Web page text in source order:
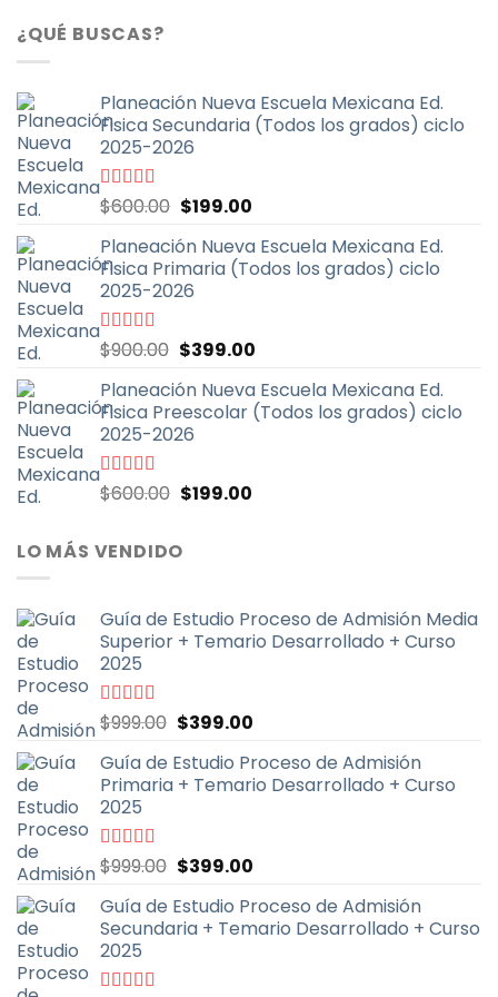
¿QUÉ BUSCAS?
Planeación Nueva Escuela Mexicana Ed.
Fisica Secundaria (Todos los grados) ciclo
2025-2026
Valorado
con
5
$600.00 El
original
era:
$600.00.
$199.00El
actual
es:
Planeación Nueva Escuela Mexicana Ed.
Fisica Primaria (Todos los grados) ciclo
2025-2026
Valorado
con
5
$900.00 El
original
era:
$900.00.
$399.00El
actual
es:
Planeación Nueva Escuela Mexicana Ed.
Fisica Preescolar (Todos los grados) ciclo
2025-2026
Valorado
con
$600.00 El
original
era:
$199.00El
LO MÁS VENDIDO
Guía de Estudio Proceso de Admisión Media
Superior + Temario Desarrollado + Curso
2025
Valorado
con
5
$999.00 El
original
era:
$399.00El
actual
es:
Guía de Estudio Proceso de Admisión
Primaria + Temario Desarrollado + Curso
2025
Valorado
con
5
$999.00 El
original
era:
$399.00El
actual
es:
Guía de Estudio Proceso de Admisión
Secundaria + Temario Desarrollado + Curso
2025